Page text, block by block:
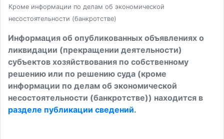
Кроме информации по делам об экономической
несостоятельности (банкротстве)
Информация об опубликованных объявлениях о
ликвидации (прекращении деятельности)
субъектов хозяйствования по собственному
решению или по решению суда (кроме
информации по делам об экономической
несостоятельности (банкротстве)) находится в
разделе публикации сведений.